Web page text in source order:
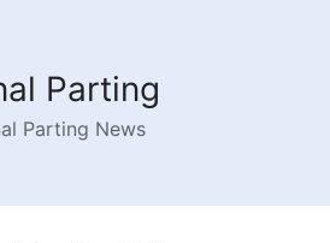
Parting
Parting News